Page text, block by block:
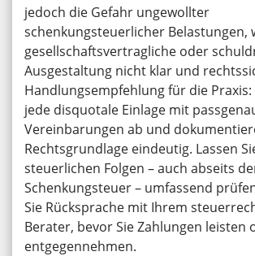
jedoch die Gefahr ungewollter
schenkungsteuerlicher Belastungen,
gesellschaftsvertragliche oder
Ausgestaltung nicht klar und
Handlungsempfehlung für die Praxis:
jede disquotale Einlage mit
Vereinbarungen ab und
Rechtsgrundlage eindeutig. Lassen
steuerlichen Folgen – auch abseits
Schenkungsteuer – umfassend
Sie Rücksprache mit Ihrem
Berater, bevor Sie Zahlungen leisten
entgegennehmen.